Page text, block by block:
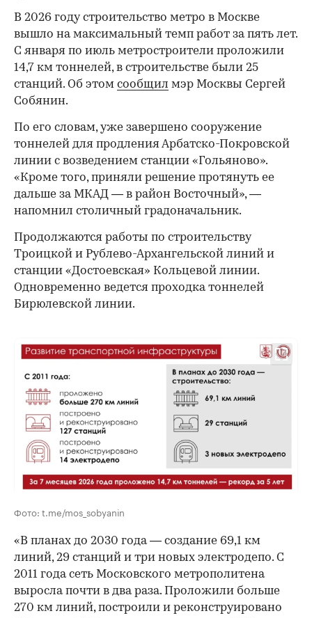
В 2026 году строительство метро в Москве
вышло на максимальный темп работ за пять лет.
С января по июль метростроители проложили
14,7 км тоннелей, в строительстве были 25
станций. Об этом сообщил мэр Москвы Сергей
Собянин.
По его словам, уже завершено сооружение
тоннелей для продления Арбатско-Покровской
линии с возведением станции «Гольяново».
«Кроме того, приняли решение протянуть ее
дальше за МКАД — в район Восточный», —
напомнил столичный градоначальник.
Продолжаются работы по строительству
Троицкой и Рублево-Архангельской линий и
станции «Достоевская» Кольцевой линии.
Одновременно ведется проходка тоннелей
Бирюлевской линии.
00:00 /
Фото: t.me/mos_sobyanin
«В планах до 2030 года — создание 69,1 км
линий, 29 станций и три новых электродепо. С
2011 года сеть Московского метрополитена
выросла почти в два раза. Проложили больше
270 км линий, построили и реконструировано